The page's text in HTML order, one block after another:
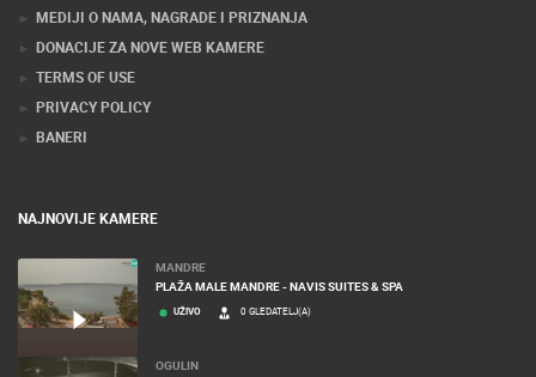
MEDIJI O NAMA, NAGRADE I PRIZNANJA
DONACIJE ZA NOVE WEB KAMERE
TERMS OF USE
PRIVACY POLICY
BANERI
NAJNOVIJE KAMERE
MANDRE
PLAŽA MALE MANDRE - NAVIS SUITES & SPA
UŽIVO 0 GLEDATELJ(A)
OGULIN